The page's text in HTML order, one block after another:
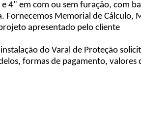
4" em com ou sem furação, com
Fornecemos Memorial de
apresentado pelo cliente
do Varal de Proteção
formas de pagamento,